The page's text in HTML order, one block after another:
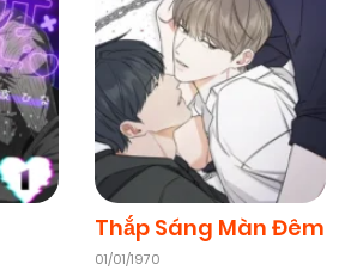
Thắp Sáng Màn Đêm
01/01/1970